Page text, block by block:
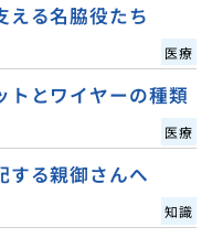
える名脇役たち
医療
トとワイヤーの種類
医療
する親御さんへ
知識